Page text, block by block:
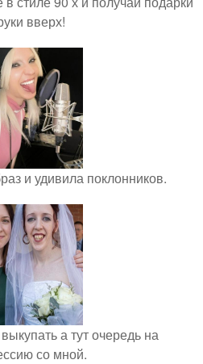
вверх!
и удивила поклонников.
а тут очередь на
со мной.